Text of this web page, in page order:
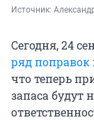
Источник:
Сегодня, 24
ряд поправок
что теперь
запаса будут